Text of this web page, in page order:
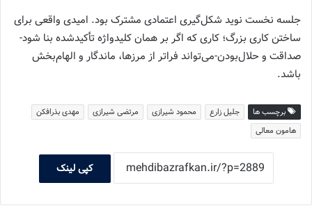
جلسه نخست نوید شکل‌گیری اعتمادی مشترک بود. امیدی واقعی برای
ساختن کاری بزرگ؛ کاری که اگر بر همان کلیدواژه تأکیدشده بنا شود-
صداقت و حلال‌بودن-می‌تواند فراتر از مرزها، ماندگار و الهام‌بخش
باشد.
برچسب ها جلیل زارع محمود شیرازی مرتضی شیرازی
مهدی بذرافکن
هامون معالی
کپی لینک